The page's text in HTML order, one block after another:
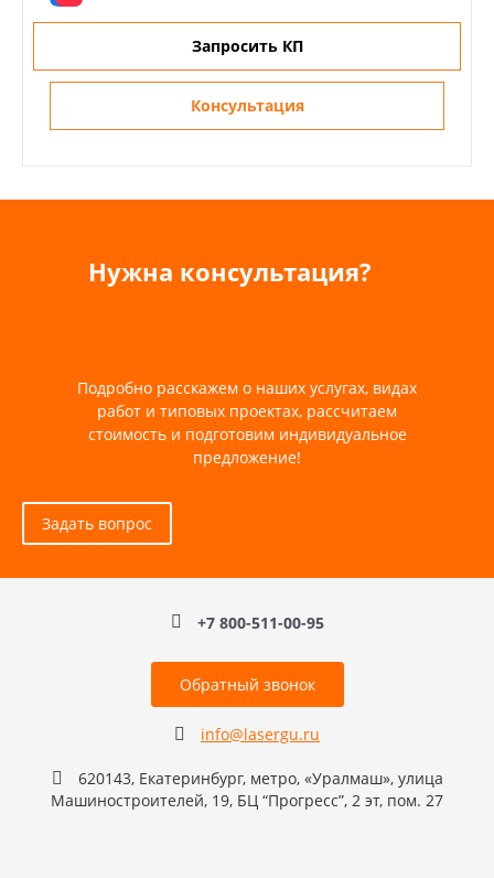
Запросить КП
Консультация
Нужна консультация?
Подробно расскажем о наших услугах, видах
работ и типовых проектах, рассчитаем
стоимость и подготовим индивидуальное
предложение!
Задать вопрос
+7 800-511-00-95
Обратный звонок
info@lasergu.ru
620143, Екатеринбург, метро, «Уралмаш», улица
Машиностроителей, 19, БЦ “Прогресс”, 2 эт, пом. 27